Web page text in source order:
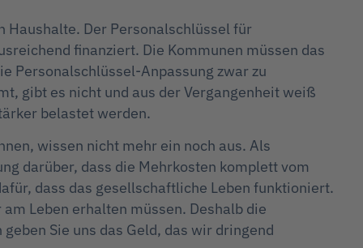
Haushalte. Der Personalschlüssel für
finanziert. Die Kommunen müssen das
Personalschlüssel-Anpassung zwar zu
gibt es nicht und aus der Vergangenheit weiß
belastet werden.
wissen nicht mehr ein noch aus. Als
darüber, dass die Mehrkosten komplett vom
dass das gesellschaftliche Leben funktioniert.
Leben erhalten müssen. Deshalb die
Sie uns das Geld, das wir dringend